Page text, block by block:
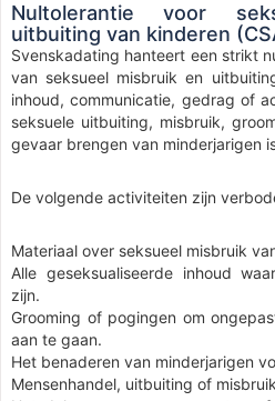
Nultolerantie voor
uitbuiting van kinderen
Svenskadating hanteert een strikt
van seksueel misbruik en
inhoud, communicatie, gedrag of
seksuele uitbuiting, misbruik,
gevaar brengen van minderjarigen
De volgende activiteiten zijn
Materiaal over seksueel misbruik
Alle geseksualiseerde inhoud
zijn.
Grooming of pogingen om
aan te gaan.
Het benaderen van minderjarigen
Mensenhandel, uitbuiting of